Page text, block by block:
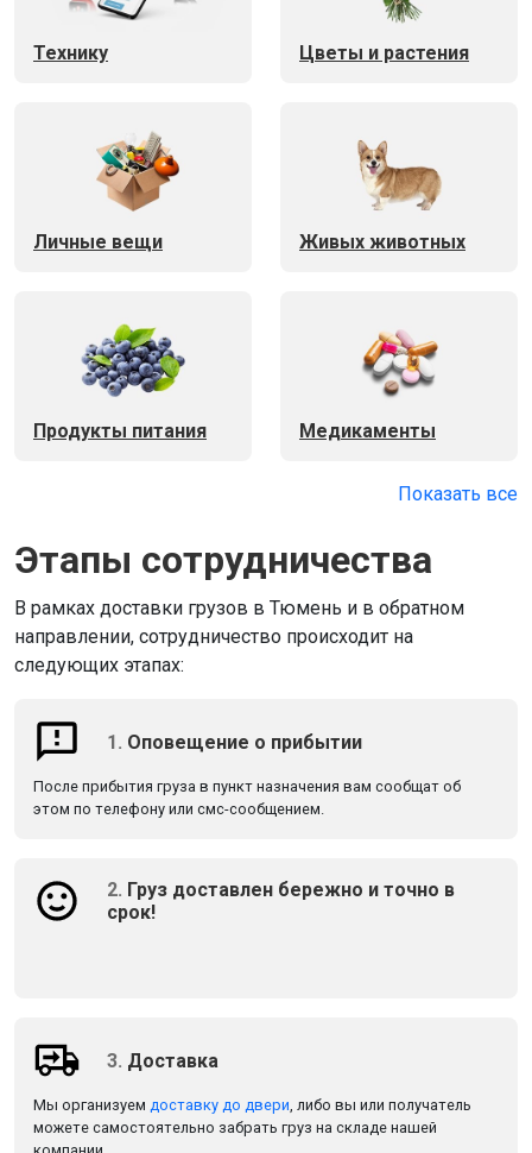
Технику Цветы и растения
Личные вещи Живых животных
Продукты питания Медикаменты
Показать все
Этапы сотрудничества
В рамках доставки грузов в Тюмень и в обратном
направлении, сотрудничество происходит на
следующих этапах:
1. Оповещение о прибытии
После прибытия груза в пункт назначения вам сообщат об
этом по телефону или смс-сообщением.
2. Груз доставлен бережно и точно в
срок!
3. Доставка
Мы организуем доставку до двери, либо вы или получатель
можете самостоятельно забрать груз на складе нашей